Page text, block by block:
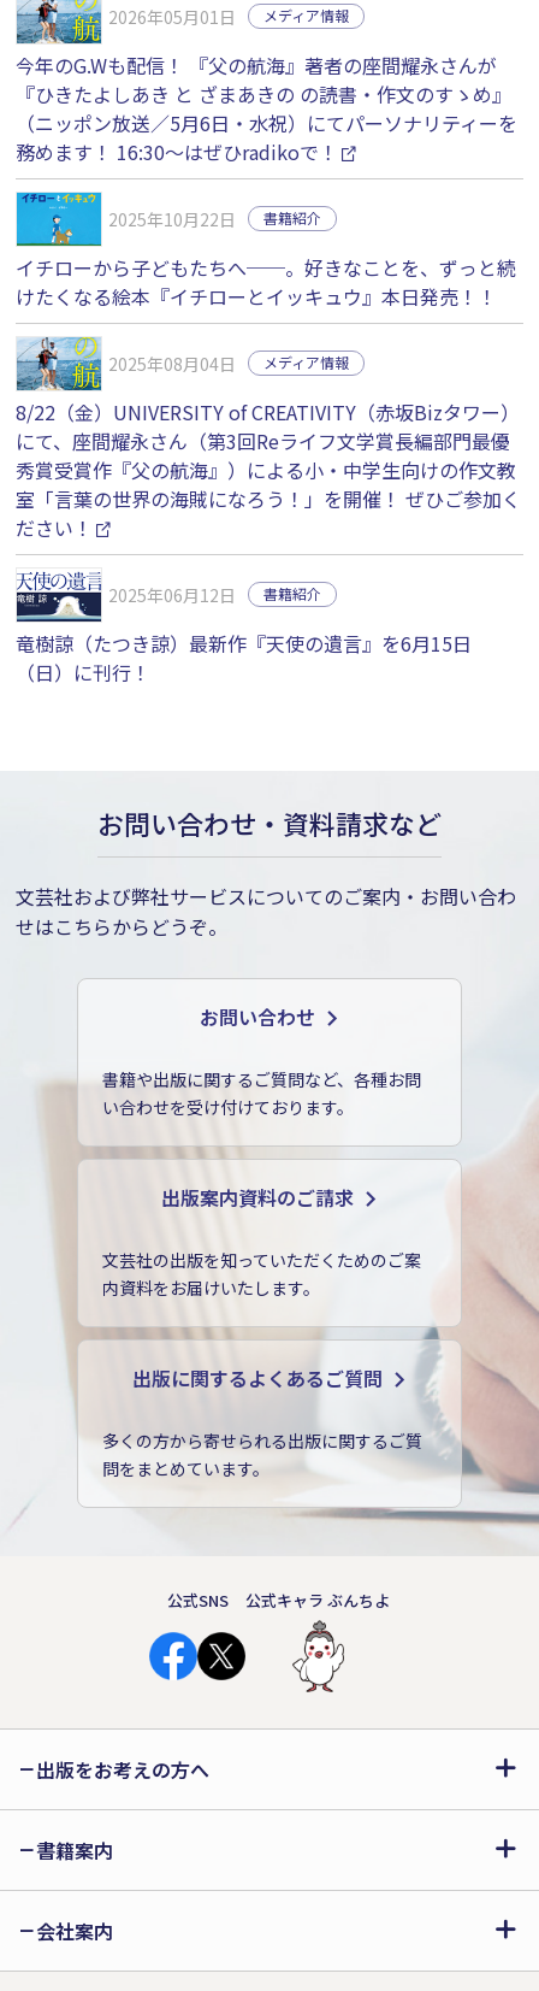
2026年05月01日 メディア情報
今年のG.Wも配信！ 『父の航海』著者の座間耀永さんが
『ひきたよしあき と ざまあきの の読書・作文のすゝめ』
（ニッポン放送／5月6日・水祝）にてパーソナリティーを
務めます！ 16:30〜はぜひradikoで！
2025年10月22日 書籍紹介
イチローから子どもたちへ──。好きなことを、ずっと続
けたくなる絵本『イチローとイッキュウ』本日発売！！
2025年08月04日 メディア情報
8/22（金）UNIVERSITY of CREATIVITY（赤坂Bizタワー）
にて、座間耀永さん（第3回Reライフ文学賞長編部門最優
秀賞受賞作『父の航海』）による小・中学生向けの作文教
室「言葉の世界の海賊になろう！」を開催！ ぜひご参加く
ださい！
2025年06月12日 書籍紹介
竜樹諒（たつき諒）最新作『天使の遺言』を6月15日
（日）に刊行！
お問い合わせ・資料請求など
文芸社および弊社サービスについてのご案内・お問い合わ
せはこちらからどうぞ。
お問い合わせ
書籍や出版に関するご質問など、各種お問
い合わせを受け付けております。
出版案内資料のご請求
文芸社の出版を知っていただくためのご案
内資料をお届けいたします。
出版に関するよくあるご質問
多くの方から寄せられる出版に関するご質
問をまとめています。
公式SNS 公式キャラ ぶんちよ
出版をお考えの方へ
書籍案内
会社案内